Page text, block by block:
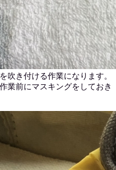
吹き付ける作業になります。
業前にマスキングをしておき